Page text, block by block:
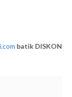
batikDISKON 5%